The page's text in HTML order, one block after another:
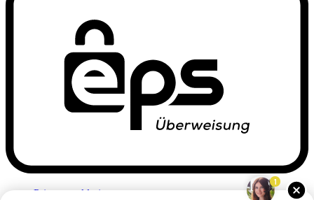
Privacyverklaring
1